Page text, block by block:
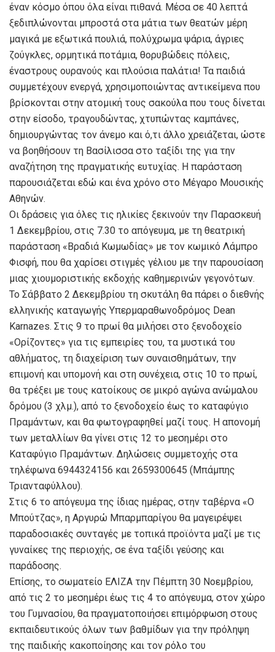
έναν κόσμο όπου όλα είναι πιθανά. Μέσα σε 40 λεπτά
ξεδιπλώνονται μπροστά στα μάτια των θεατών μέρη
μαγικά με εξωτικά πουλιά, πολύχρωμα ψάρια, άγριες
ζούγκλες, ορμητικά ποτάμια, θορυβώδεις πόλεις,
έναστρους ουρανούς και πλούσια παλάτια! Τα παιδιά
συμμετέχουν ενεργά, χρησιμοποιώντας αντικείμενα που
βρίσκονται στην ατομική τους σακούλα που τους δίνεται
στην είσοδο, τραγουδώντας, χτυπώντας καμπάνες,
δημιουργώντας τον άνεμο και ό,τι άλλο χρειάζεται, ώστε
να βοηθήσουν τη Βασίλισσα στο ταξίδι της για την
αναζήτηση της πραγματικής ευτυχίας. Η παράσταση
παρουσιάζεται εδώ και ένα χρόνο στο Μέγαρο Μουσικής
Αθηνών.
Οι δράσεις για όλες τις ηλικίες ξεκινούν την Παρασκευή
1 Δεκεμβρίου, στις 7.30 το απόγευμα, με τη θεατρική
παράσταση «Βραδιά Κωμωδίας» με τον κωμικό Λάμπρο
Φισφή, που θα χαρίσει στιγμές γέλιου με την παρουσίαση
μιας χιουμοριστικής εκδοχής καθημερινών γεγονότων.
Το Σάββατο 2 Δεκεμβρίου τη σκυτάλη θα πάρει ο διεθνής
ελληνικής καταγωγής Υπερμαραθωνοδρόμος Dean
Karnazes. Στις 9 το πρωί θα μιλήσει στο ξενοδοχείο
«Ορίζοντες» για τις εμπειρίες του, τα μυστικά του
αθλήματος, τη διαχείριση των συναισθημάτων, την
επιμονή και υπομονή και στη συνέχεια, στις 10 το πρωί,
θα τρέξει με τους κατοίκους σε μικρό αγώνα ανώμαλου
δρόμου (3 χλμ.), από το ξενοδοχείο έως το καταφύγιο
Πραμάντων, και θα φωτογραφηθεί μαζί τους. Η απονομή
των μεταλλίων θα γίνει στις 12 το μεσημέρι στο
Καταφύγιο Πραμάντων. Δηλώσεις συμμετοχής στα
τηλέφωνα 6944324156 και 2659300645 (Μπάμπης
Τριανταφύλλου).
Στις 6 το απόγευμα της ίδιας ημέρας, στην ταβέρνα «Ο
Μπούτζας», η Αργυρώ Μπαρμπαρίγου θα μαγειρέψει
παραδοσιακές συνταγές με τοπικά προϊόντα μαζί με τις
γυναίκες της περιοχής, σε ένα ταξίδι γεύσης και
παράδοσης.
Επίσης, το σωματείο ΕΛΙΖΑ την Πέμπτη 30 Νοεμβρίου,
από τις 2 το μεσημέρι έως τις 4 το απόγευμα, στον χώρο
του Γυμνασίου, θα πραγματοποιήσει επιμόρφωση στους
εκπαιδευτικούς όλων των βαθμίδων για την πρόληψη
της παιδικής κακοποίησης και τον ρόλο του